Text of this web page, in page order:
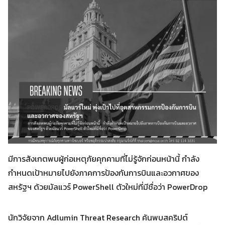
มีการสังเกตพบผู้ก่อเหตุภัยคุกคามที่ไม่รู้จักก่อนหน้านี้ กำลัง
กำหนดเป้าหมายไปยังภาคการป้องกันการบินและอวกาศของ
สหรัฐฯ ด้วยมัลแวร์ PowerShell ตัวใหม่ที่มีชื่อว่า PowerDrop
นักวิจัยจาก Adlumin Threat Research ค้นพบสคริปต์